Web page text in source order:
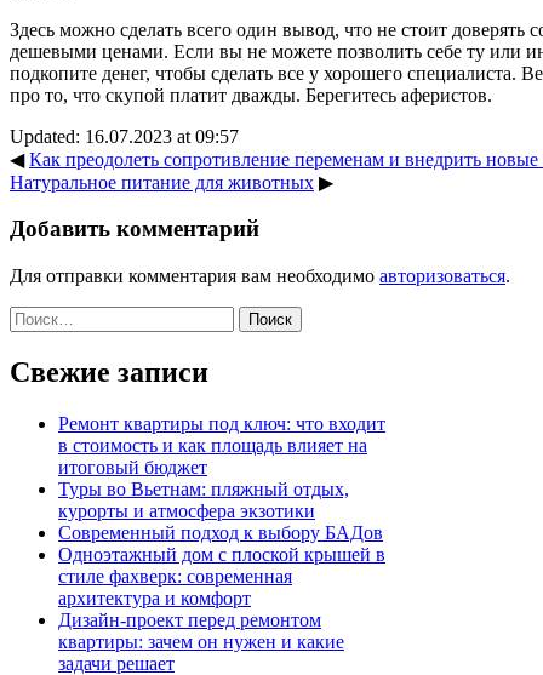
Здесь можно сделать всего один вывод, что не стоит доверять
дешевыми ценами. Если вы не можете позволить себе ту или
подкопите денег, чтобы сделать все у хорошего специалиста.
про то, что скупой платит дважды. Берегитесь аферистов.
Updated: 16.07.2023 at 09:57
◀Как преодолеть сопротивление переменам и внедрить
Натуральное питание для животных ▶
Добавить комментарий
Для отправки комментария вам необходимо авторизоваться.
Найти:
Свежие записи
Ремонт квартиры под ключ: что входит
в стоимость и как площадь влияет на
итоговый бюджет
Туры во Вьетнам: пляжный отдых,
курорты и атмосфера экзотики
Современный подход к выбору БАДов
Одноэтажный дом с плоской крышей в
стиле фахверк: современная
архитектура и комфорт
Дизайн-проект перед ремонтом
квартиры: зачем он нужен и какие
задачи решает